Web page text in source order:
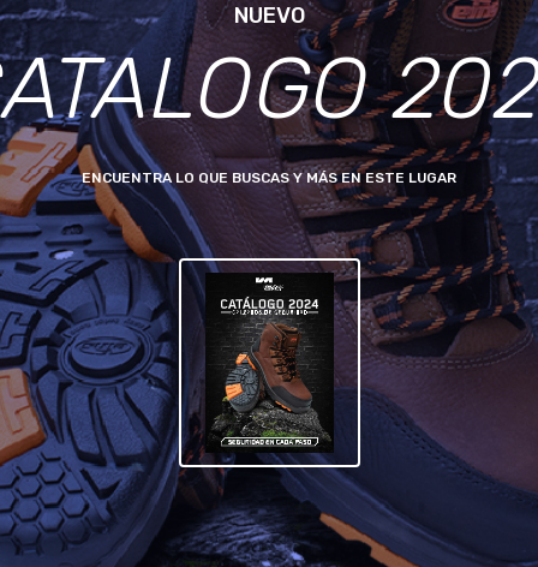
NUEVO
ENCUENTRA LO QUE BUSCAS Y MÁS EN ESTE LUGAR